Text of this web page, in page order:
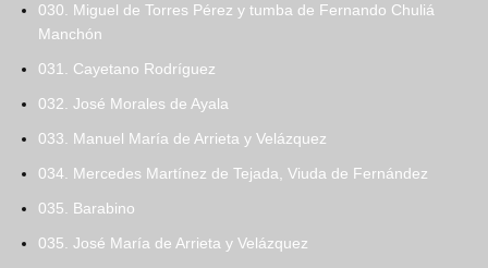
030. Miguel de Torres Pérez y tumba de Fernando Chuliá
Manchón
031. Cayetano Rodríguez
032. José Morales de Ayala
033. Manuel María de Arrieta y Velázquez
034. Mercedes Martínez de Tejada, Viuda de Fernández
035. Barabino
035. José María de Arrieta y Velázquez